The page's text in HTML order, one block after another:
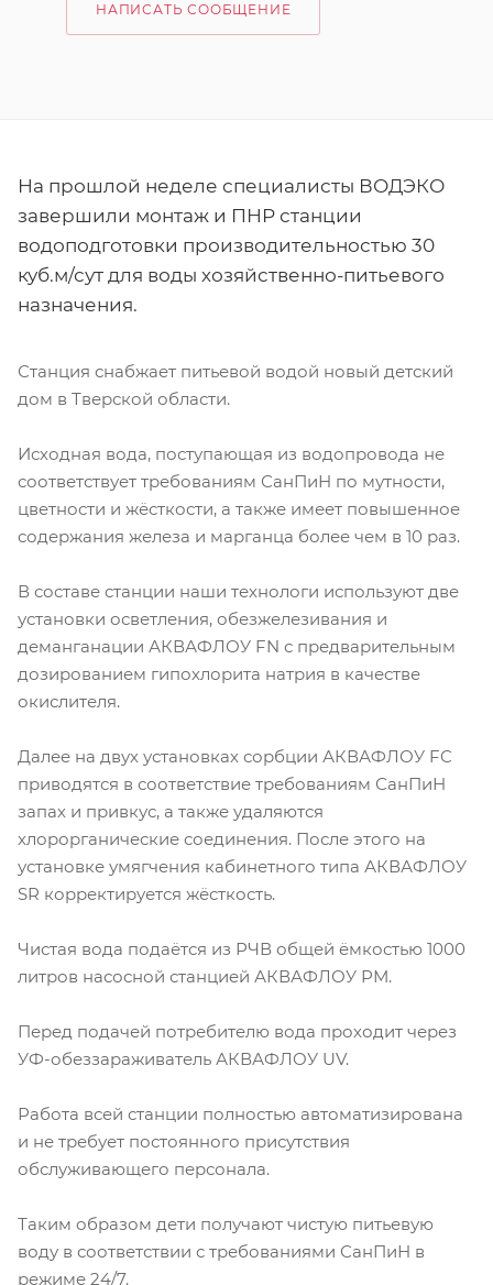
НАПИСАТЬ СООБЩЕНИЕ
На прошлой неделе специалисты ВОДЭКО
завершили монтаж и ПНР станции
водоподготовки производительностью 30
куб.м/сут для воды хозяйственно-питьевого
назначения.
Станция снабжает питьевой водой новый детский
дом в Тверской области.
Исходная вода, поступающая из водопровода не
соответствует требованиям СанПиН по мутности,
цветности и жёсткости, а также имеет повышенное
содержания железа и марганца более чем в 10 раз.
В составе станции наши технологи используют две
установки осветления, обезжелезивания и
деманганации АКВАФЛОУ FN с предварительным
дозированием гипохлорита натрия в качестве
окислителя.
Далее на двух установках сорбции АКВАФЛОУ FC
приводятся в соответствие требованиям СанПиН
запах и привкус, а также удаляются
хлорорганические соединения. После этого на
установке умягчения кабинетного типа АКВАФЛОУ
SR корректируется жёсткость.
Чистая вода подаётся из РЧВ общей ёмкостью 1000
литров насосной станцией АКВАФЛОУ РМ.
Перед подачей потребителю вода проходит через
УФ-обеззараживатель АКВАФЛОУ UV.
Работа всей станции полностью автоматизирована
и не требует постоянного присутствия
обслуживающего персонала.
Таким образом дети получают чистую питьевую
воду в соответствии с требованиями СанПиН в
режиме 24/7.